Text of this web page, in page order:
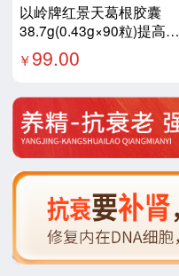
以岭牌红景天葛根胶囊
38.7g(0.43g×90粒)提高缺
氧耐受力
￥99.00